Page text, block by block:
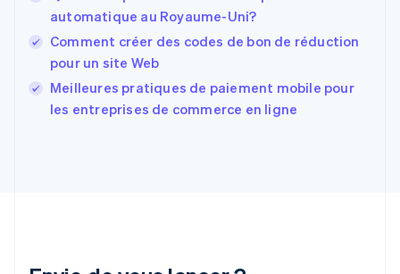
automatique au Royaume-Uni?
Comment créer des codes de bon de réduction
pour un site Web
Meilleures pratiques de paiement mobile pour
les entreprises de commerce en ligne
EnglishSvenska
FrançaisEnglish
Gibraltar
English
Grèce